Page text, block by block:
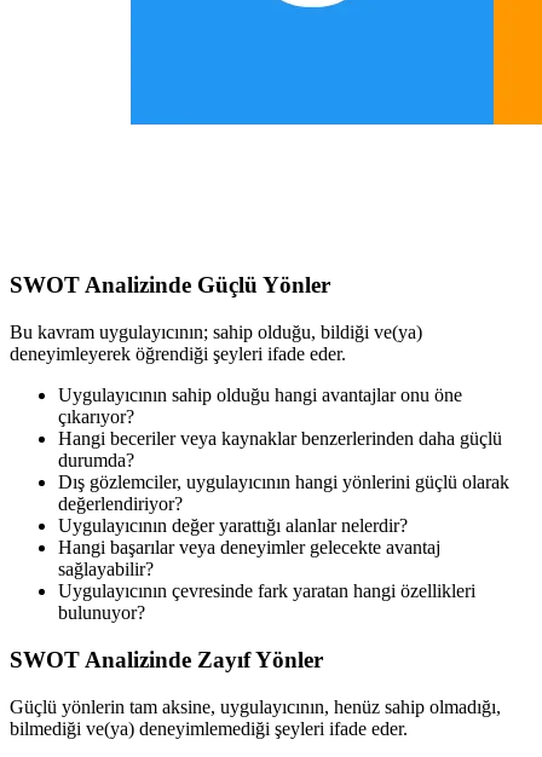
SWOT Analizinde Güçlü Yönler
Bu kavram uygulayıcının; sahip olduğu, bildiği ve(ya)
deneyimleyerek öğrendiği şeyleri ifade eder.
Uygulayıcının sahip olduğu hangi avantajlar onu öne
çıkarıyor?
Hangi beceriler veya kaynaklar benzerlerinden daha güçlü
durumda?
Dış gözlemciler, uygulayıcının hangi yönlerini güçlü olarak
değerlendiriyor?
Uygulayıcının değer yarattığı alanlar nelerdir?
Hangi başarılar veya deneyimler gelecekte avantaj
sağlayabilir?
Uygulayıcının çevresinde fark yaratan hangi özellikleri
bulunuyor?
SWOT Analizinde Zayıf Yönler
Güçlü yönlerin tam aksine, uygulayıcının, henüz sahip olmadığı,
bilmediği ve(ya) deneyimlemediği şeyleri ifade eder.